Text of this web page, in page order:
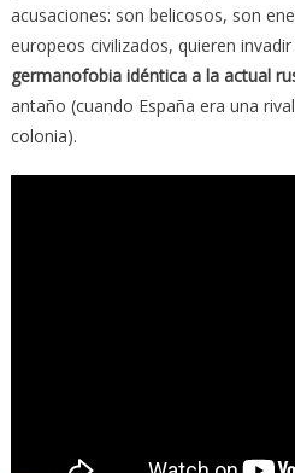
acusaciones: son belicosos, son
europeos civilizados, quieren
germanofobia idéntica a la actual
antaño (cuando España era una
colonia).